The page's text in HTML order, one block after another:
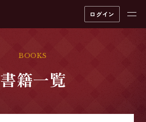
ログイン
BOOKS
書籍一覧